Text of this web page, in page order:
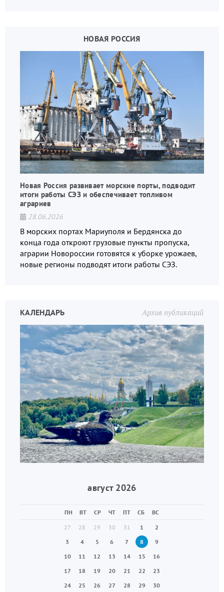
НОВАЯ РОССИЯ
Новая Россия развивает морские порты, подводит
итоги работы СЭЗ и обеспечивает топливом
аграриев
28.06.2026
В морских портах Мариуполя и Бердянска до
конца года откроют грузовые пункты пропуска,
аграрии Новороссии готовятся к уборке урожаев,
новые регионы подводят итоги работы СЭЗ.
Архив публикаций
КАЛЕНДАРЬ
август 2026
ПН ВТ СР ЧТ ПТ СБ
ВС
27
28 29 30 31 1
2
3
4 5 6 7 8
9
10
11 12 13 14 15
16
17
18 19 20 21 22
23
24
25 26 27 28 29
30